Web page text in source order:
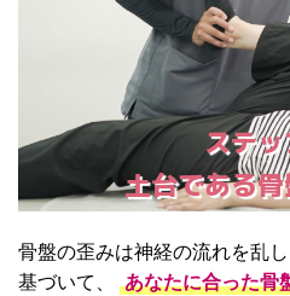
ステ
土台である
骨盤の歪みは神経の流れを乱
基づいて、
あなたに合った骨